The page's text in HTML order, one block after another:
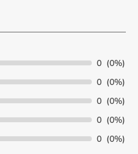
0 (0%)
0 (0%)
0 (0%)
0 (0%)
0 (0%)